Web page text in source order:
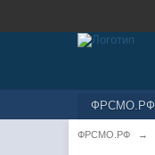
ФРСМО.РФ
ФРСМО.РФ →